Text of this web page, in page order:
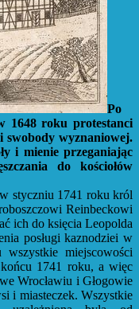
Po
1648 roku protestanci
swobody wyznaniowej.
i mienie przeganiając
do kościołów
styczniu 1741 roku król
Reinbeckowi
ich do księcia Leopolda
posługi kaznodziei w
miejscowości
1741 roku, a więc
Wrocławiu i Głogowie
i miasteczek. Wszystkie